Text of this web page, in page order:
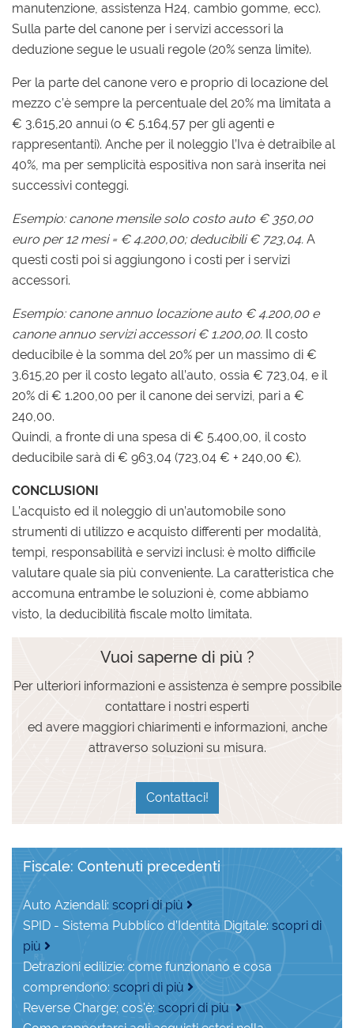
manutenzione, assistenza H24, cambio gomme, ecc).
Sulla parte del canone per i servizi accessori la
deduzione segue le usuali regole (20% senza limite).
Per la parte del canone vero e proprio di locazione del
mezzo c’è sempre la percentuale del 20% ma limitata a
€ 3.615,20 annui (o € 5.164,57 per gli agenti e
rappresentanti). Anche per il noleggio l’Iva è detraibile al
40%, ma per semplicità espositiva non sarà inserita nei
successivi conteggi.
Esempio: canone mensile solo costo auto € 350,00
euro per 12 mesi = € 4.200,00; deducibili € 723,04. A
questi costi poi si aggiungono i costi per i servizi
accessori.
Esempio: canone annuo locazione auto € 4.200,00 e
canone annuo servizi accessori € 1.200,00. Il costo
deducibile è la somma del 20% per un massimo di €
3.615,20 per il costo legato all’auto, ossia € 723,04, e il
20% di € 1.200,00 per il canone dei servizi, pari a €
240,00.
Quindi, a fronte di una spesa di € 5.400,00, il costo
deducibile sarà di € 963,04 (723,04 € + 240,00 €).
CONCLUSIONI
L’acquisto ed il noleggio di un’automobile sono
strumenti di utilizzo e acquisto differenti per modalità,
tempi, responsabilità e servizi inclusi: è molto difficile
valutare quale sia più conveniente. La caratteristica che
accomuna entrambe le soluzioni è, come abbiamo
visto, la deducibilità fiscale molto limitata.
Vuoi saperne di più ?
Per ulteriori informazioni e assistenza è sempre possibile
contattare i nostri esperti
ed avere maggiori chiarimenti e informazioni, anche
attraverso soluzioni su misura.
Contattaci!
Fiscale: Contenuti precedenti
Auto Aziendali: scopri di più
SPID - Sistema Pubblico d’Identità Digitale: scopri di
più
Detrazioni edilizie: come funzionano e cosa
comprendono: scopri di più
Reverse Charge; cos'è: scopri di più